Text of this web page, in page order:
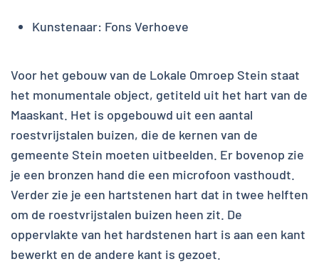
Kunstenaar: Fons Verhoeve
Voor het gebouw van de Lokale Omroep Stein staat
het monumentale object, getiteld uit het hart van de
Maaskant. Het is opgebouwd uit een aantal
roestvrijstalen buizen, die de kernen van de
gemeente Stein moeten uitbeelden. Er bovenop zie
je een bronzen hand die een microfoon vasthoudt.
Verder zie je een hartstenen hart dat in twee helften
om de roestvrijstalen buizen heen zit. De
oppervlakte van het hardstenen hart is aan een kant
bewerkt en de andere kant is gezoet.